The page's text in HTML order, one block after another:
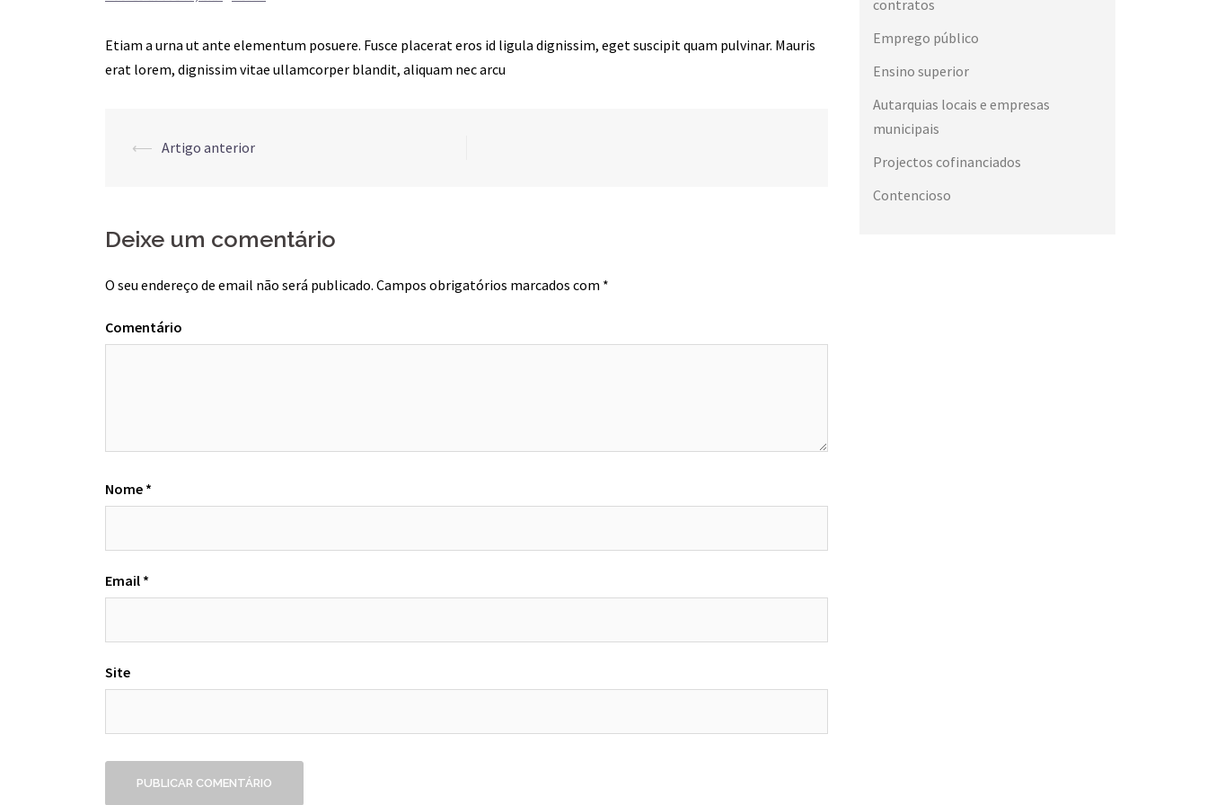
Etiam a urna ut ante elementum posuere. Fusce placerat eros id ligula dignissim, eget suscipit quam pulvinar. Mauris
erat lorem, dignissim vitae ullamcorper blandit, aliquam nec arcu
Post
⟵ Artigo anterior
Deixe um comentário
O seu endereço de email não será publicado. Campos obrigatórios marcados com *
Comentário
Nome *
Email *
Site
contratos
Emprego público
Ensino superior
Autarquias locais e empresas
municipais
Projectos cofinanciados
Contencioso